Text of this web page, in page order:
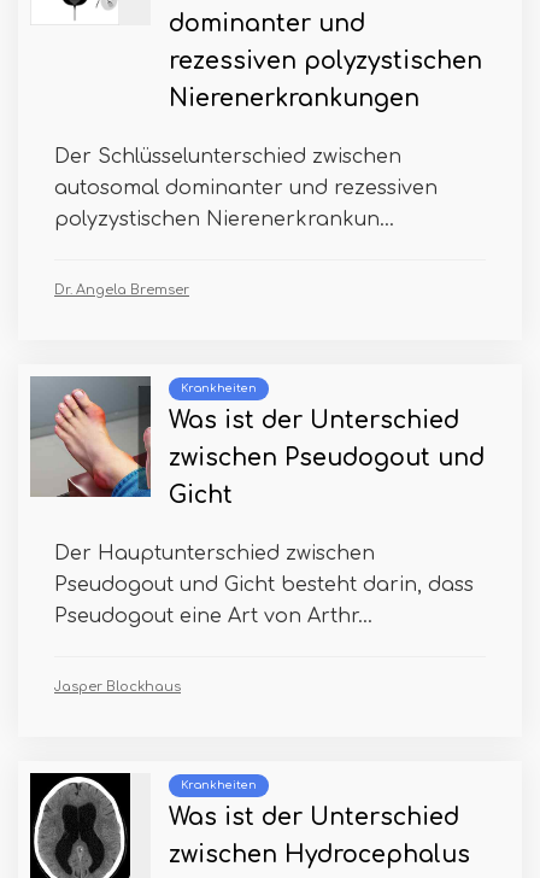
dominanter und
rezessiven polyzystischen
Nierenerkrankungen
Der Schlüsselunterschied zwischen
autosomal dominanter und rezessiven
polyzystischen Nierenerkrankun...
Dr. Angela Bremser
Krankheiten
Was ist der Unterschied
zwischen Pseudogout und
Gicht
Der Hauptunterschied zwischen
Pseudogout und Gicht besteht darin, dass
Pseudogout eine Art von Arthr...
Jasper Blockhaus
Krankheiten
Was ist der Unterschied
zwischen Hydrocephalus